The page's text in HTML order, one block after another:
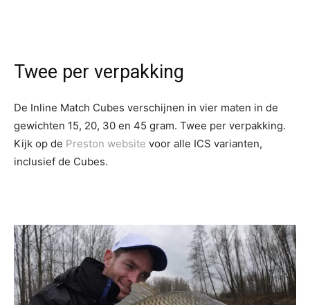
Twee per verpakking
De Inline Match Cubes verschijnen in vier maten in de
gewichten 15, 20, 30 en 45 gram. Twee per verpakking.
Kijk op de Preston website voor alle ICS varianten,
inclusief de Cubes.